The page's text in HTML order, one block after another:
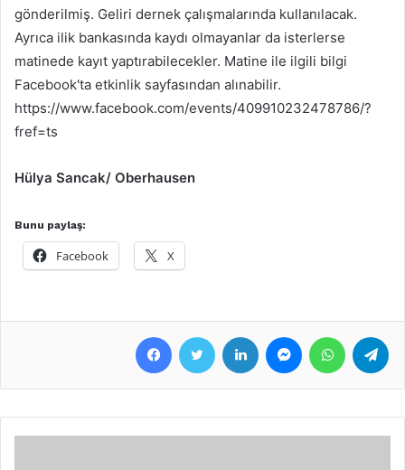
gönderilmiş. Geliri dernek çalışmalarında kullanılacak.
Ayrıca ilik bankasında kaydı olmayanlar da isterlerse
matinede kayıt yaptırabilecekler. Matine ile ilgili bilgi
Facebook'ta etkinlik sayfasından alınabilir.
https://www.facebook.com/events/409910232478786/?
fref=ts
Hülya Sancak/ Oberhausen
Bunu paylaş:
Facebook X